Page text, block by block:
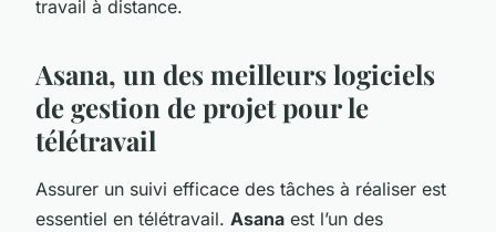
travail à distance.
Asana, un des meilleurs logiciels
de gestion de projet pour le
télétravail
Assurer un suivi efficace des tâches à réaliser est
essentiel en télétravail. Asana est l’un des